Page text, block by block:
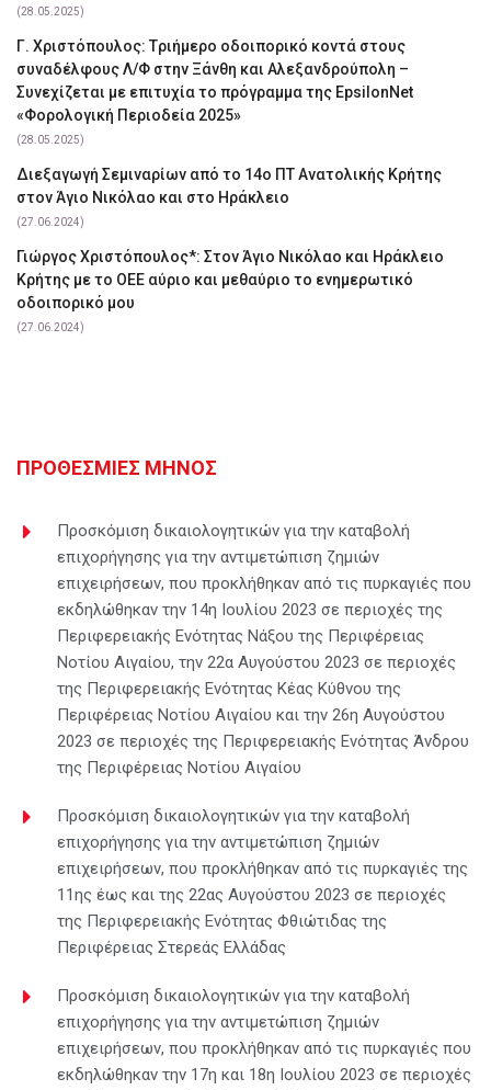
(28.05.2025)
Γ. Χριστόπουλος: Tριήμερο οδοιπορικό κοντά στους
συναδέλφους Λ/Φ στην Ξάνθη και Αλεξανδρούπολη –
Συνεχίζεται με επιτυχία το πρόγραμμα της EpsilonNet
«Φορολογική Περιοδεία 2025»
(28.05.2025)
Διεξαγωγή Σεμιναρίων από το 14ο ΠΤ Ανατολικής Κρήτης
στον Άγιο Νικόλαο και στο Ηράκλειο
(27.06.2024)
Γιώργος Χριστόπουλος*: Στον Άγιο Νικόλαο και Ηράκλειο
Κρήτης με το ΟΕΕ αύριο και μεθαύριο το ενημερωτικό
οδοιπορικό μου
(27.06.2024)
ΠΡΟΘΕΣΜΙΕΣ ΜΗΝΟΣ
Προσκόμιση δικαιολογητικών για την καταβολή
επιχορήγησης για την αντιμετώπιση ζημιών
επιχειρήσεων, που προκλήθηκαν από τις πυρκαγιές που
εκδηλώθηκαν την 14η Ιουλίου 2023 σε περιοχές της
Περιφερειακής Ενότητας Νάξου της Περιφέρειας
Νοτίου Αιγαίου, την 22α Αυγούστου 2023 σε περιοχές
της Περιφερειακής Ενότητας Κέας Κύθνου της
Περιφέρειας Νοτίου Αιγαίου και την 26η Αυγούστου
2023 σε περιοχές της Περιφερειακής Ενότητας Άνδρου
της Περιφέρειας Νοτίου Αιγαίου
Προσκόμιση δικαιολογητικών για την καταβολή
επιχορήγησης για την αντιμετώπιση ζημιών
επιχειρήσεων, που προκλήθηκαν από τις πυρκαγιές της
11ης έως και της 22ας Αυγούστου 2023 σε περιοχές
της Περιφερειακής Ενότητας Φθιώτιδας της
Περιφέρειας Στερεάς Ελλάδας
Προσκόμιση δικαιολογητικών για την καταβολή
επιχορήγησης για την αντιμετώπιση ζημιών
επιχειρήσεων, που προκλήθηκαν από τις πυρκαγιές που
εκδηλώθηκαν την 17η και 18η Ιουλίου 2023 σε περιοχές